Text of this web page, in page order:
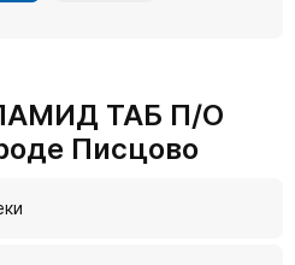
ТАБ П/О
Писцово